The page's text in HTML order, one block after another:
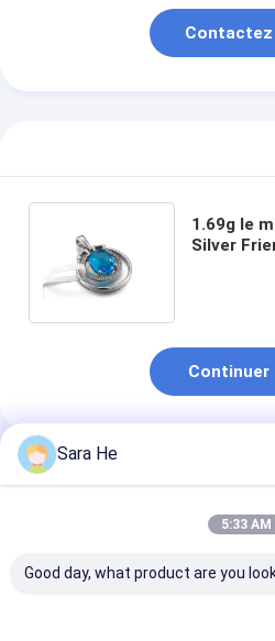
Contactez
1.69g le
Silver
Continuer
Produits Recommandés
Sara He
5:33 AM
Good day, what product are you